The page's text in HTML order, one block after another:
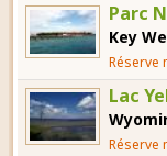
Parc
Key
Réserve
Lac
Réserve